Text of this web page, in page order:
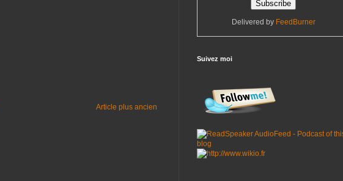
Article plus ancien
Delivered by FeedBurner
Suivez moi